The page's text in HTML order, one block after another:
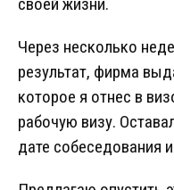
своей жизни.
Через несколько
результат, фирма
которое я отнес в
рабочую визу.
дате собеседования